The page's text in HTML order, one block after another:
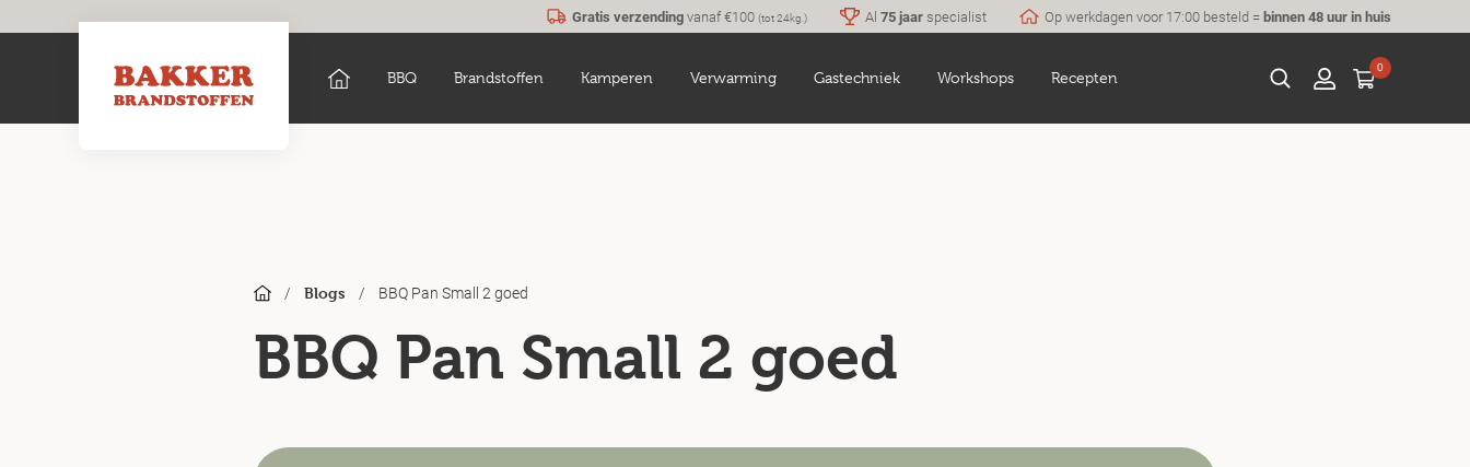
Gratis verzendingvanaf €100 (tot 24kg.) Al 75 jaarspecialist Op werkdagen voor 17:00 besteld =binnen 48 uur in huis
BBQ Brandstoffen Kamperen Verwarming Gastechniek Workshops Recepten
0
/ Blogs / BBQ Pan Small 2 goed
BBQ Pan Small 2 goed